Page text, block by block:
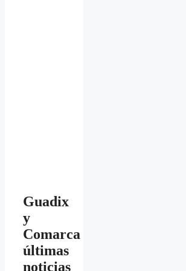
Guadix
y
Comarca
últimas
noticias